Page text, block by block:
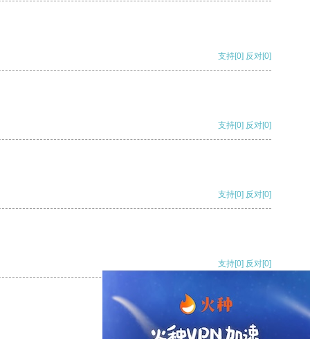
支持[0] 反对[0]
支持[0] 反对[0]
支持[0] 反对[0]
支持[0] 反对[0]
支持[0] 反对